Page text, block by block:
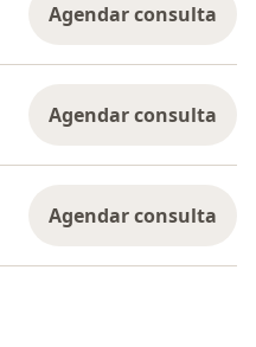
Agendar consulta
Agendar consulta
Agendar consulta